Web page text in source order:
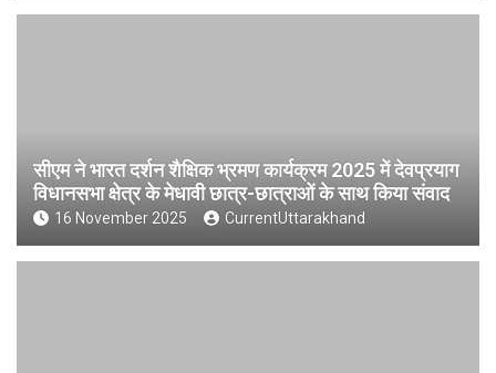
सीएम ने भारत दर्शन शैक्षिक भ्रमण कार्यक्रम 2025 में देवप्रयाग
विधानसभा क्षेत्र के मेधावी छात्र-छात्राओं के साथ किया संवाद
16 November 2025 CurrentUttarakhand